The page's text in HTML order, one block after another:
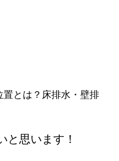
置とは？床排水・壁排
と思います！